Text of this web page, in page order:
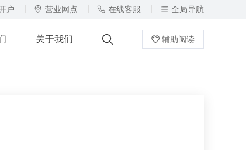
户 营业网点 在线客服 全局导航
辅助阅读
关于我们